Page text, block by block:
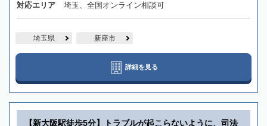
対応エリア 埼玉、全国オンライン相談可
埼玉県 新座市
詳細を見る
【新大阪駅徒歩5分】トラブルが起こらないように、司法